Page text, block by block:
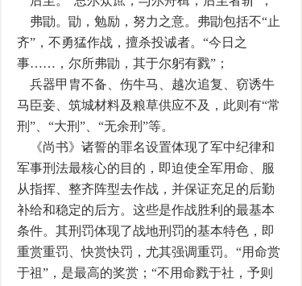
弗勖。勖，勉励，努力之意。弗勖包括不“止
齐”，不勇猛作战，擅杀投诚者。“今日之
事……，尔所弗勖，其于尔躬有戮”；
兵器甲胄不备、伤牛马、越次追复、窃诱牛
马臣妾、筑城材料及粮草供应不及，此则有“常
刑”、“大刑”、“无余刑”等。
《尚书》诸誓的罪名设置体现了军中纪律和
军事刑法最核心的目的，即迫使全军用命、服
从指挥、整齐阵型去作战，并保证充足的后勤
补给和稳定的后方。这些是作战胜利的最基本
条件。其刑罚体现了战地刑罚的基本特色，即
重赏重罚、快赏快罚，尤其强调重罚。“用命赏
于祖”，是最高的奖赏；“不用命戮于社，予则